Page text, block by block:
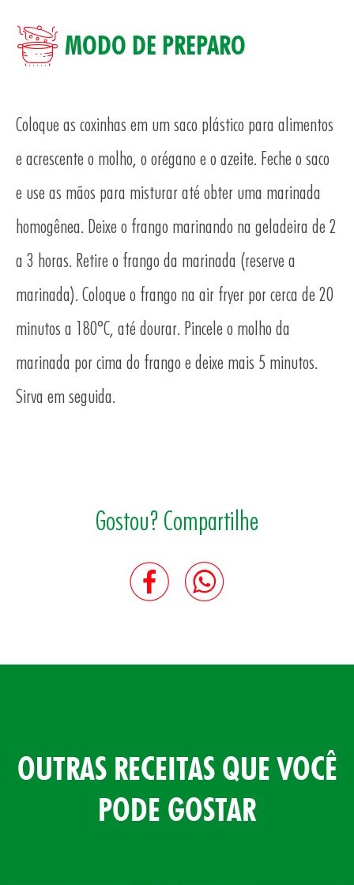
MODO DE PREPARO
Coloque as coxinhas em um saco plástico para alimentos
e acrescente o molho, o orégano e o azeite. Feche o saco
e use as mãos para misturar até obter uma marinada
homogênea. Deixe o frango marinando na geladeira de 2
a 3 horas. Retire o frango da marinada (reserve a
marinada). Coloque o frango na air fryer por cerca de 20
minutos a 180°C, até dourar. Pincele o molho da
marinada por cima do frango e deixe mais 5 minutos.
Sirva em seguida.
Gostou? Compartilhe
OUTRAS RECEITAS QUE VOCÊ
PODE GOSTAR